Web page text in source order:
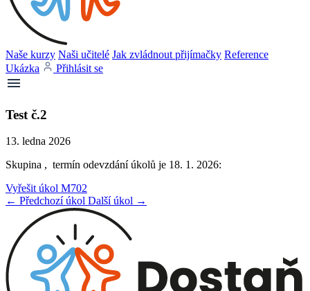
Naše kurzy Naši učitelé Jak zvládnout přijímačky Reference
Ukázka
Přihlásit se
Test č.2
13. ledna 2026
Skupina , termín odevzdání úkolů je 18. 1. 2026:
Vyřešit úkol M702
← Předchozí úkol Další úkol →